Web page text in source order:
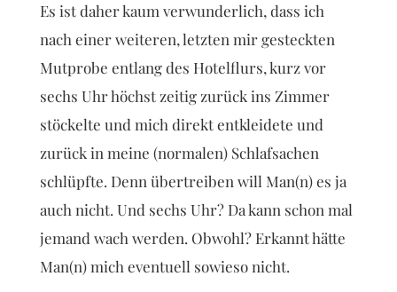
Es ist daher kaum verwunderlich, dass ich
nach einer weiteren, letzten mir gesteckten
Mutprobe entlang des Hotelflurs, kurz vor
sechs Uhr höchst zeitig zurück ins Zimmer
stöckelte und mich direkt entkleidete und
zurück in meine (normalen) Schlafsachen
schlüpfte. Denn übertreiben will Man(n) es ja
auch nicht. Und sechs Uhr? Da kann schon mal
jemand wach werden. Obwohl? Erkannt hätte
Man(n) mich eventuell sowieso nicht.